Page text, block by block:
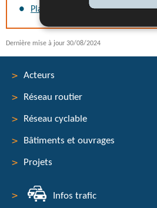
Plan de déviation (Pdf - 1,95 Mo)
Dernière mise à jour 30/08/2024
Menu
de
navigation
Acteurs
Réseau routier
Réseau cyclable
Bâtiments et ouvrages
Projets
Infos trafic